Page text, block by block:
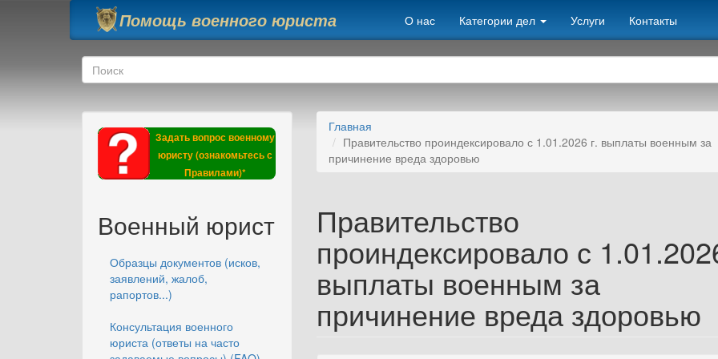
Перейти к основному содержанию
Помощь военного юриста О нас Категории дел Услуги Контакты
Форма поиска
Поиск
Задать вопрос военному
юристу (ознакомьтесь с
Правилами)*
Военный юрист
Образцы документов (исков,
заявлений, жалоб,
рапортов...)
Консультация военного
юриста (ответы на часто
Главная
Правительство проиндексировало с 1.01.2026 г. выплаты военным за
причинение вреда здоровью
Правительство
проиндексировало с
выплаты военным за
причинение вреда здоровью